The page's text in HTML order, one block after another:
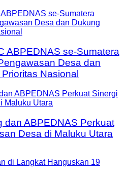
ABPEDNAS se-Sumatera
Desa dan
Nasional
dan ABPEDNAS Perkuat
Desa di Maluku Utara